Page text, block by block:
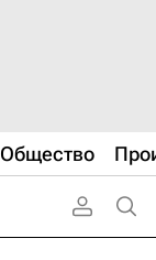
Общество